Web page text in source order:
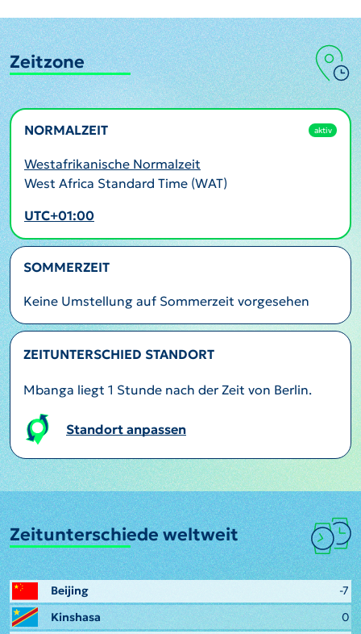
Zeitzone
NORMALZEIT aktiv
Westafrikanische Normalzeit
West Africa Standard Time (WAT)
UTC+01:00
SOMMERZEIT
Keine Umstellung auf Sommerzeit vorgesehen
ZEITUNTERSCHIED STANDORT
Mbanga liegt 1 Stunde nach der Zeit von Berlin.
Standort anpassen
Zeitunterschiede weltweit
Beijing
-7
Kinshasa
0